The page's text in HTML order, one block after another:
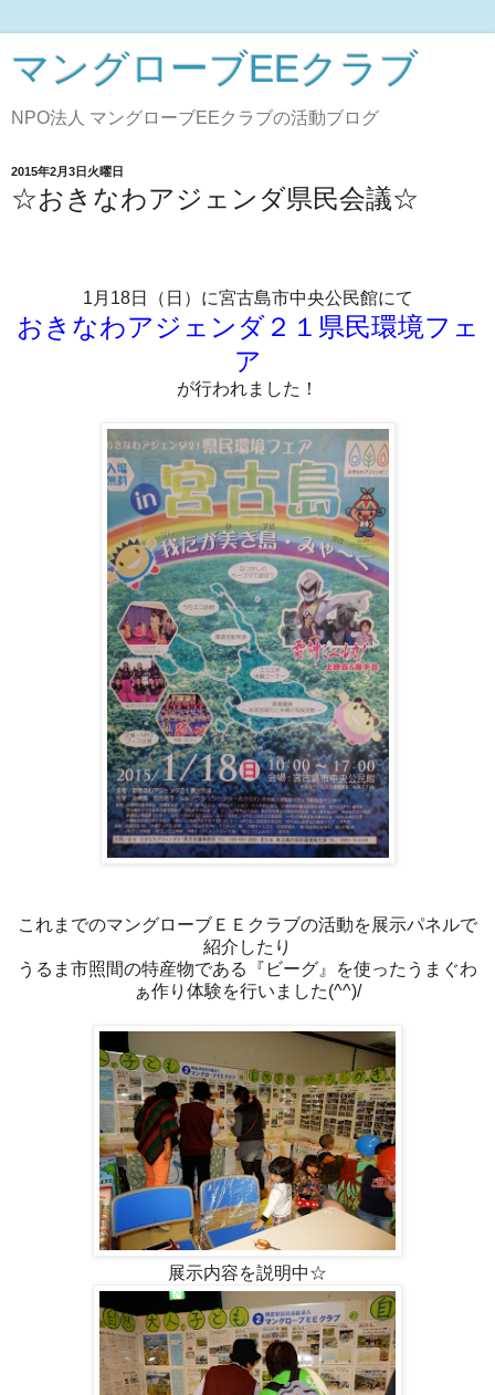
マングローブEEクラブ
NPO法人 マングローブEEクラブの活動ブログ
2015年2月3日火曜日
☆おきなわアジェンダ県民会議☆
1月18日（日）に宮古島市中央公民館にて
おきなわアジェンダ２１県民環境フェ
ア
が行われました！
これまでのマングローブＥＥクラブの活動を展示パネルで
紹介したり
うるま市照間の特産物である『ビーグ』を使ったうまぐわ
ぁ作り体験を行いました(^^)/
展示内容を説明中☆